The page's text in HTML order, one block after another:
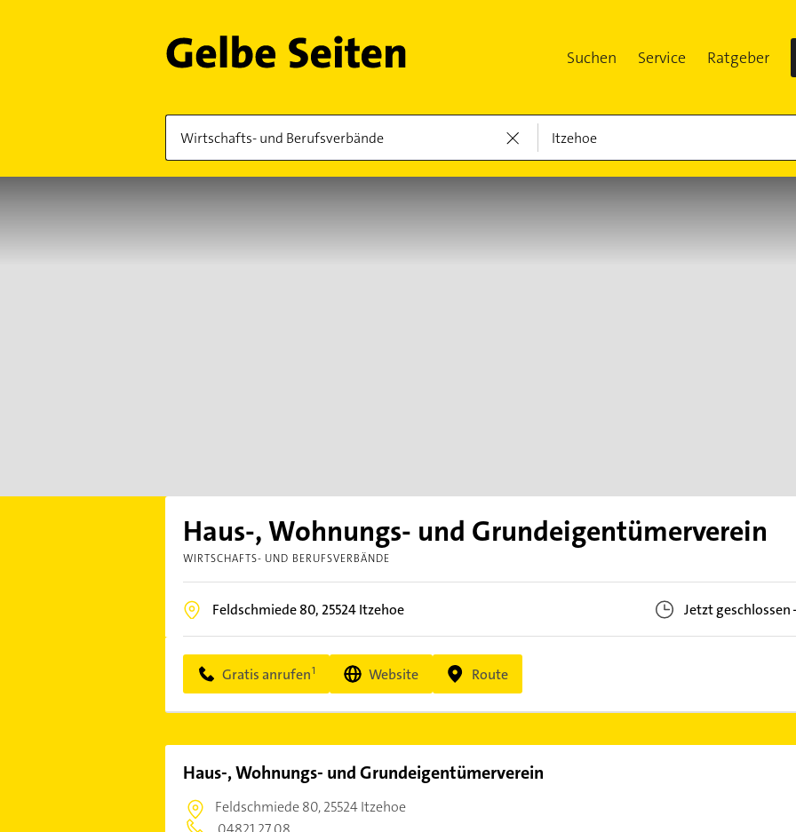
Suchen Service Ratgeber
Haus-, Wohnungs- und Grundeigentümerverein
WIRTSCHAFTS- UND BERUFSVERBÄNDE
Feldschmiede 80, 25524Itzehoe Jetzt geschlossen
Gratis anrufen Website Route
Haus-, Wohnungs- und Grundeigentümerverein
Feldschmiede 80,25524 Itzehoe